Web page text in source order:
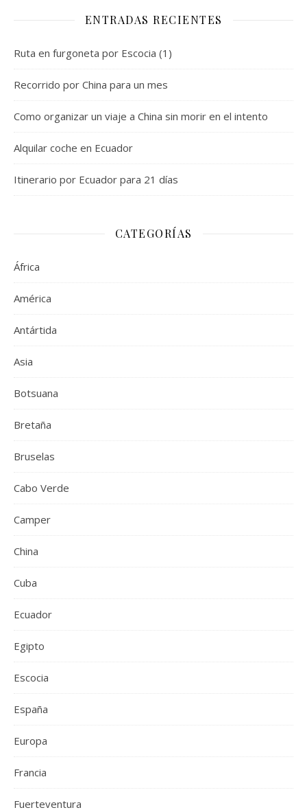
ENTRADAS RECIENTES
Ruta en furgoneta por Escocia (1)
Recorrido por China para un mes
Como organizar un viaje a China sin morir en el intento
Alquilar coche en Ecuador
Itinerario por Ecuador para 21 días
CATEGORÍAS
África
América
Antártida
Asia
Botsuana
Bretaña
Bruselas
Cabo Verde
Camper
China
Cuba
Ecuador
Egipto
Escocia
España
Europa
Francia
Fuerteventura